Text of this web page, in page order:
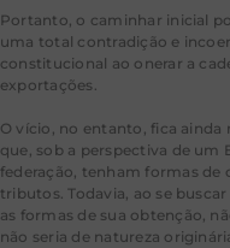
Portanto, o caminhar inicial
uma total contradição e
constitucional ao onerar a
exportações.
O vício, no entanto, fica
que, sob a perspectiva de um
federação, tenham formas de
tributos. Todavia, ao se
as formas de sua obtenção,
não seria de natureza